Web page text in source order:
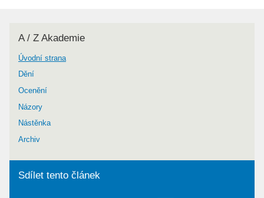
A / Z Akademie
Úvodní strana
Dění
Ocenění
Názory
Nástěnka
Archiv
Sdílet tento článek